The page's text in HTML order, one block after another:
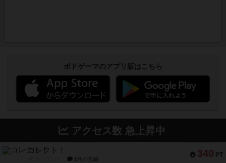
ボドゲーマのアプリ版はこちら
アクセス数 急上昇中
340 PT
コレクト！
1件の投稿